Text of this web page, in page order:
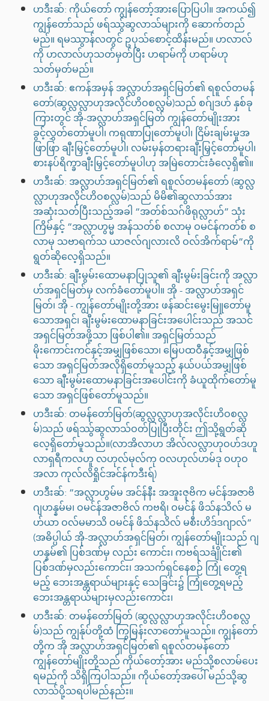
ဟဒီးဆ်: ကိုယ်တော် ကျွန်တော့်အားပြောပြပါ။ အကယ်၍
ကျွန်တော်သည် ဖရ်ဿွ်ဆွလာသ်များကို ဆောက်တည်
မည်။ ရမဿွာန်လတွင် ဥပုသ်စောင့်ထိန်းမည်။ ဟလာလ်
ကို ဟလာလ်ဟုသတ်မှတ်ပြီး ဟရာမ်ကို ဟရာမ်ဟု
သတ်မှတ်မည်။
ဟဒီးဆ်: ဧကန်အမှန် အလ္လာဟ်အရှင်မြတ်၏ ရစူလ်တမန်
တော်(ဆွလ္လလ္လာဟုအလိုင်ဟိဝစလ္လမ်)သည် စဂ်ျဒဟ် နှစ်ခု
ကြားတွင် အို-အလ္လာဟ်အရှင်မြတ် ကျွန်တော်မျိုးအား
ခွင့်လွှတ်တော်မူပါ၊ ကရုဏာပြုတော်မူပါ၊ ငြိမ်းချမ်းမှုအ
ဖြာဖြာ ချီးမြှင့်တော်မူပါ၊ လမ်းမှန်တရားချီးမြှင့်တော်မူပါ၊
စားနပ်ရိက္ခာချီးမြှင့်တော်မူပါဟု အမြဲတောင်းခံလေ့ရှိ၏။
ဟဒီးဆ်: အလ္လာဟ်အရှင်မြတ်၏ ရစူလ်တမန်တော် (ဆွလ္လ
လ္လာဟုအလိုင်ဟိဝစလ္လမ်)သည် မိမိ၏ဆွလာသ်အား
အဆုံးသတ်ပြီးသည့်အခါ “အတ်စ်သဂ်ဖိရုလ္လာဟ်” သုံး
ကြိမ်နှင့် “အလ္လာဟွမ္မ အန်သတ်စ် စလာမု ဝမင်န်ကတ်စ် စ
လာမု သဗာရက်သ ယာဇလ်ဂျလားလိ ဝလ်အိက်ရာမ်”ကို
ရွတ်ဆိုလေ့ရှိသည်။
ဟဒီးဆ်: ချီးမွမ်းထောမနာပြုသူ၏ ချီးမွမ်းခြင်းကို အလ္လာ
ဟ်အရှင်မြတ်မှ လက်ခံတော်မူပါ။ အို - အလ္လာဟ်အရှင်
မြတ်၊ အို - ကျွန်တော်မျိုးတို့အား ဖန်ဆင်းမွေးမြူတော်မူ
သောအရှင်၊ ချီးမွမ်းထောမနာခြင်းအပေါင်းသည် အသင်
အရှင်မြတ်အဖို့သာ ဖြစ်ပါ၏။ အရှင်မြတ်သည်
မိုးကောင်းကင်နှင့်အမျှဖြစ်သော၊ မြေပထဝီနှင့်အမျှဖြစ်
သော အရှင်မြတ်အလိုရှိတော်မူသည့် နယ်ပယ်အမျှဖြစ်
သော ချီးမွမ်းထောမနာခြင်းအပေါင်းကို ခံယူထိုက်တော်မူ
သော အရှင်ဖြစ်တော်မူသည်။
ဟဒီးဆ်: တမန်တော်မြတ်(ဆွလ္လလ္လာဟုအလိုင်းဟိဝစလ္လ
မ်)သည် ဖရ်ဿွ်ဆွလာသ်ဝတ်ပြုပြီးတိုင်း ဤသို့ရွတ်ဆို
လေ့ရှိတော်မူသည်။(လာအိလာဟ အိလ်လလ္လာဟုဝဟ်ဒဟူ
လာရှရီကလဟူ လဟုလ်မုလ်ကု ဝလဟုလ်ဟမ်ဒု ဝဟုဝ
အလာ ကုလ်လိရှိုင်အင်န်ကဒီးရ်)
ဟဒီးဆ်: “အလ္လာဟွမ်မ အင်န်နီး အအူးဇုဗိက မင်န်အဇာဗိ
ဂျဟန္နမ်မ၊ ဝမင်န်အဇာဗိလ် ကဗရိ၊ ဝမင်န် ဖိသ်နသိလ် မ
ဟ်ယာ ဝလ်မမာသိ ဝမင်န် ဖိသ်နသိလ် မစီးဟိဒ်ဒဂျာလ်“
(အဓိပ္ပါယ် အို-အလ္လာဟ်အရှင်မြတ်၊ ကျွန်တော်မျိုးသည် ဂျ
ဟန္နမ်၏ ပြစ်ဒဏ်မှ လည်း ကောင်း၊ ကဗရ်သင်္ချိုင်း၏
ပြစ်ဒဏ်မှလည်းကောင်း၊ အသက်ရှင်နေစဉ် ကြုံ တွေ့ရ
မည့် ဘေးအန္တရာယ်များနှင့် သေခြင်း၌ ကြုံတွေ့ရမည့်
ဘေးအန္တရာယ်များမှလည်းကောင်း၊
ဟဒီးဆ်: တမန်တော်မြတ် (ဆွလ္လလ္လာဟုအလိုင်းဟိဝစလ္လ
မ်)သည် ကျွန်ုပ်တို့ထံ ကြွမြန်းလာတော်မူသည်။ ကျွန်တော်
တို့က အို အလ္လာဟ်အရှင်မြတ်၏ ရစူလ်တမန်တော်
ကျွန်တော်မျိုးတို့သည် ကိုယ်တော့်အား မည်သို့စလာမ်ပေး
ရမည်ကို သိရှိကြပါသည်။ ကိုယ်တော့်အပေါ် မည်သို့ဆွ
လာသ်ပို့သရပါမည်နည်း။